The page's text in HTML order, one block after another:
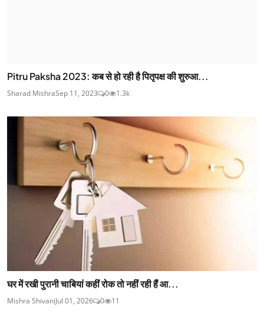
Pitru Paksha 2023: कब से हो रही है पितृपक्ष की शुरुआ...
Sharad MishraSep 11, 2023 0 1.3k
घर में रखी पुरानी चाबियां कहीं रोक तो नहीं रही हैं आ...
Mishra ShivaniJul 01, 2026 0 11